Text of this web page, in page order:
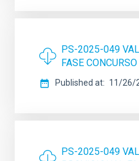
PS-2025-049
FASE CONCURSO
Published at 11/26/
PS-2025-049